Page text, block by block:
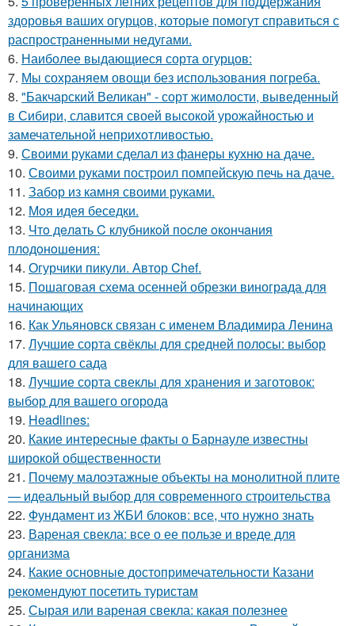
здоровья ваших огурцов, которые помогут справиться с
распространенными недугами.
6. Наиболее выдающиеся сорта огурцов:
7. Мы сохраняем овощи без использования погреба.
8. "Бакчарский Великан" - сорт жимолости, выведенный
в Сибири, славится своей высокой урожайностью и
замечательной неприхотливостью.
9. Своими руками сделал из фанеры кухню на даче.
10. Своими руками построил помпейскую печь на даче.
11. Забор из камня своими руками.
12. Моя идея беседки.
13. Чтo дeлaть C клубникoй пocлe oкoнчaния
плoдoнoшeния:
14. Огурчики пикули. Автор Chef.
15. Пошаговая схема осенней обрезки винограда для
начинающих
16. Как Ульяновск связан с именем Владимира Ленина
17. Лучшие сорта свёклы для средней полосы: выбор
для вашего сада
18. Лучшие сорта свеклы для хранения и заготовок:
выбор для вашего огорода
19. Headlines:
20. Какие интересные факты о Барнауле известны
широкой общественности
21. Почему малоэтажные объекты на монолитной плите
— идеальный выбор для современного строительства
22. Фундамент из ЖБИ блоков: все, что нужно знать
23. Вареная свекла: все о ее пользе и вреде для
организма
24. Какие основные достопримечательности Казани
рекомендуют посетить туристам
25. Сырая или вареная свекла: какая полезнее